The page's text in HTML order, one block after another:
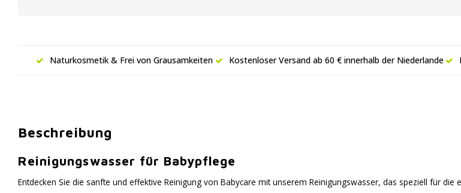
Naturkosmetik & Frei von Grausamkeiten Kostenloser Versand ab 60 € innerhalb der Niederlande
Beschreibung
Reinigungswasser für Babypflege
Entdecken Sie die sanfte und effektive Reinigung von Babycare mit unserem Reinigungswasser, das speziell für